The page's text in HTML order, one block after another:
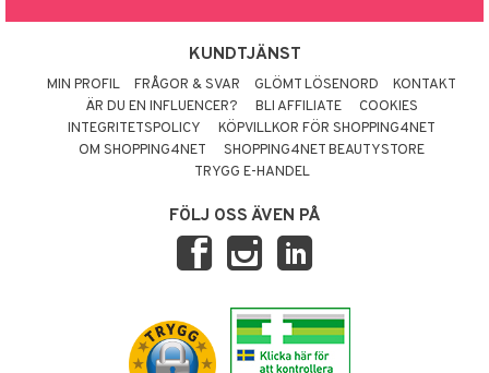
KUNDTJÄNST
MIN PROFIL FRÅGOR & SVAR GLÖMT LÖSENORD
KONTAKT
ÄR DU EN INFLUENCER?
BLI AFFILIATE
COOKIES
INTEGRITETSPOLICY
KÖPVILLKOR FÖR SHOPPING4NET
OM SHOPPING4NET
SHOPPING4NET BEAUTYSTORE
TRYGG E-HANDEL
FÖLJ OSS ÄVEN PÅ